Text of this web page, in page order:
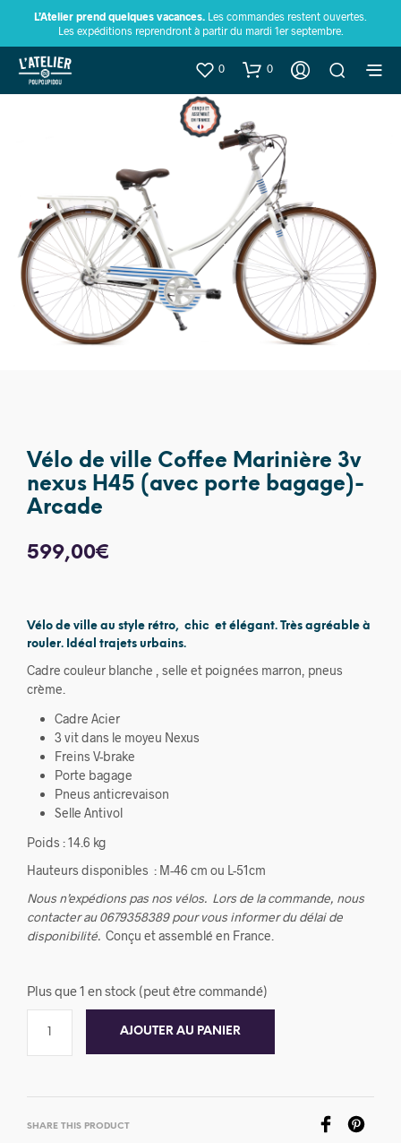
L’Atelier prend quelques vacances. Les commandes restent ouvertes.
Les expéditions reprendront à partir du mardi 1er septembre.
0 0
Vélo de ville Coffee Marinière 3v
nexus H45 (avec porte bagage)-
Arcade
599,00€
Vélo de ville au style rétro, chic et élégant. Très agréable à
rouler. Idéal trajets urbains.
Cadre couleur blanche , selle et poignées marron, pneus
crème.
Cadre Acier
3 vit dans le moyeu Nexus
Freins V-brake
Porte bagage
Pneus anticrevaison
Selle Antivol
Poids : 14.6 kg
Hauteurs disponibles : M-46 cm ou L-51cm
Nous n’expédions pas nos vélos. Lors de la commande, nous
contacter au 0679358389 pour vous informer du délai de
disponibilité. Conçu et assemblé en France.
Plus que 1 en stock (peut être commandé)
AJOUTER AU PANIER
SHARE THIS PRODUCT